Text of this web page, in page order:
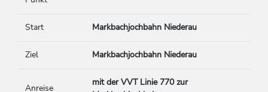
Start Markbachjochbahn Niederau
Ziel Markbachjochbahn Niederau
Anreise
mit der VVT Linie 770 zur